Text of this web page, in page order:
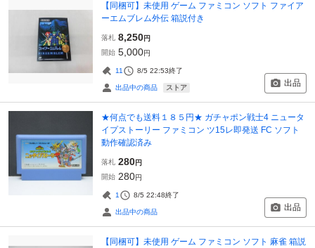
【同梱可】未使用 ゲーム ファミコン ソフト ファイア
ーエムブレム外伝 箱説付き
落札 8,250円
開始 5,000円
11 8/5 22:53終了
出品中の商品 ストア 出品
★何点でも送料１８５円★ ガチャポン戦士4 ニュータ
イプストーリー ファミコン ツ15レ即発送 FC ソフト
動作確認済み
落札 280円
開始 280円
1 8/5 22:48終了
出品中の商品 出品
【同梱可】未使用 ゲーム ファミコン ソフト 麻雀 箱説